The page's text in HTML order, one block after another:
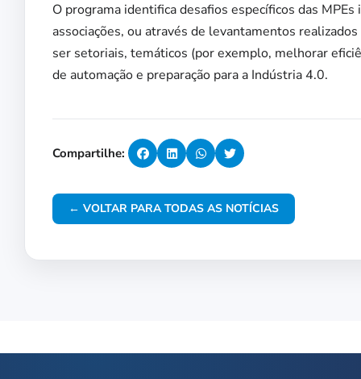
O programa identifica desafios específicos das
associações, ou através de levantamentos
ser setoriais, temáticos (por exemplo, melhorar
de automação e preparação para a Indústria 4.0.
Compartilhe:
← VOLTAR PARA TODAS AS NOTÍCIAS